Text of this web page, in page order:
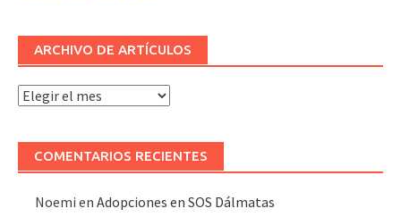
ARCHIVO DE ARTÍCULOS
Archivo
artículos
COMENTARIOS RECIENTES
Noemi enAdopciones en SOS Dálmatas